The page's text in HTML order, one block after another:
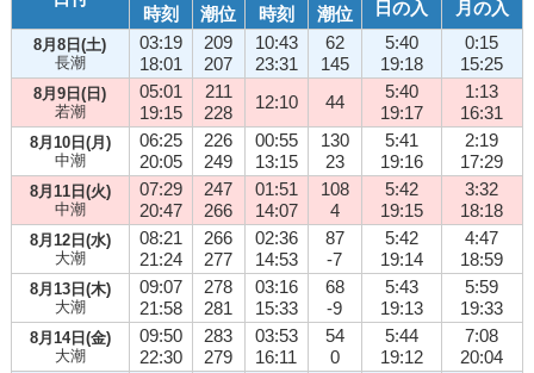
日の入
月の入
時刻 潮位 時刻 潮位
8月8日(土)
長潮
03:19
18:01
209
207
10:43
23:31
62
145
5:40
19:18
0:15
15:25
8月9日(日)
若潮
05:01
19:15
211
228
12:10 44
5:40
19:17
1:13
16:31
8月10日(月)
中潮
06:25
20:05
226
249
00:55
13:15
130
23
5:41
19:16
2:19
17:29
8月11日(火)
中潮
07:29
20:47
247
266
01:51
14:07
108
4
5:42
19:15
3:32
18:18
8月12日(水)
大潮
08:21
21:24
266
277
02:36
14:53
87
-7
5:42
19:14
4:47
18:59
8月13日(木)
大潮
09:07
21:58
278
281
03:16
15:33
68
-9
5:43
19:13
5:59
19:33
8月14日(金)
大潮
09:50
22:30
283
279
03:53
16:11
54
0
5:44
19:12
7:08
20:04